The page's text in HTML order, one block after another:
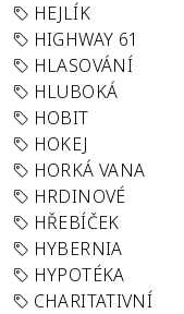
HEJLÍK
HIGHWAY 61
HLASOVÁNÍ
HLUBOKÁ
HOBIT
HOKEJ
HORKÁ VANA
HRDINOVÉ
HŘEBÍČEK
HYBERNIA
HYPOTÉKA
CHARITATIVNÍ